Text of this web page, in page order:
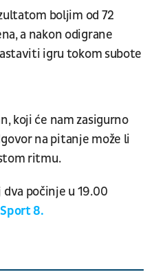
boljim od 72
a nakon odigrane
igru tokom subote
koji će nam zasigurno
na pitanje može li
ritmu.
počinje u 19.00
8.